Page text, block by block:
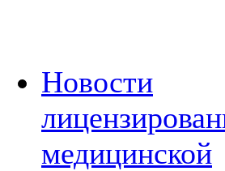
Новости
медицинской